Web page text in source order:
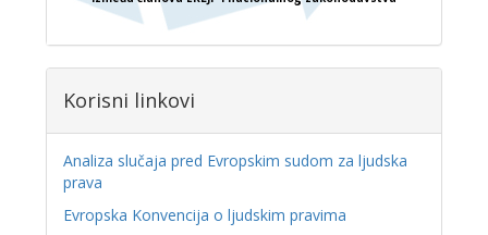
Korisni linkovi
Analiza slučaja pred Evropskim sudom za ljudska
prava
Evropska Konvencija o ljudskim pravima